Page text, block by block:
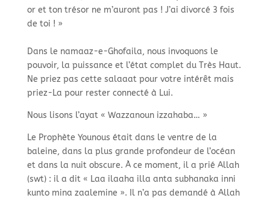
or et ton trésor ne m’auront pas ! J’ai divorcé 3 fois
de toi ! »​
Dans le namaaz-e-Ghofaila, nous invoquons le
pouvoir, la puissance et l’état complet du Très Haut.
Ne priez pas cette salaaat pour votre intérêt mais
priez-La pour rester connecté à Lui.​
Nous lisons l’ayat « Wazzanoun izzahaba… »​
Le Prophète Younous était dans le ventre de la
baleine, dans la plus grande profondeur de l’océan
et dans la nuit obscure. À ce moment, il a prié Allah
(swt) : il a dit « Laa ilaaha illa anta subhanaka inni
kunto mina zaalemine ». Il n’a pas demandé à Allah